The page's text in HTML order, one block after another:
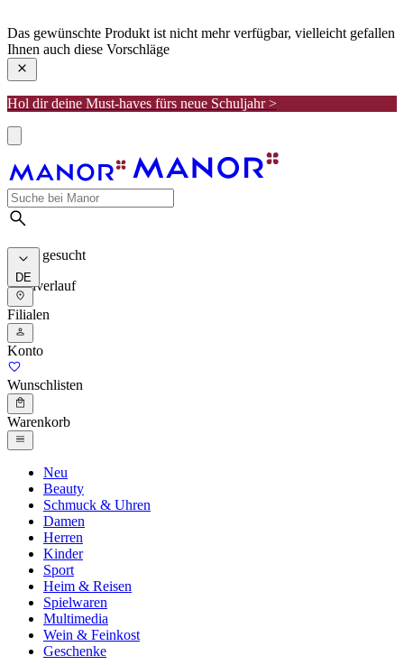
Das gewünschte Produkt ist nicht mehr verfügbar, vielleicht gefallen
Ihnen auch diese Vorschläge
Hol dir deine Must-haves fürs neue Schuljahr >
Meist gesucht
Suchverlauf
DE
Filialen
Konto
Wunschlisten
Warenkorb
Neu
Beauty
Schmuck & Uhren
Damen
Herren
Kinder
Sport
Heim & Reisen
Spielwaren
Multimedia
Wein & Feinkost
Geschenke